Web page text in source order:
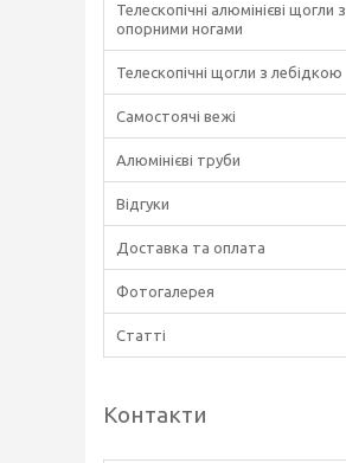
Телескопічні алюмінієві щогли з
опорними ногами
Телескопічні щогли з лебідкою
Самостоячі вежі
Алюмінієві труби
Відгуки
Доставка та оплата
Фотогалерея
Статті
Контакти